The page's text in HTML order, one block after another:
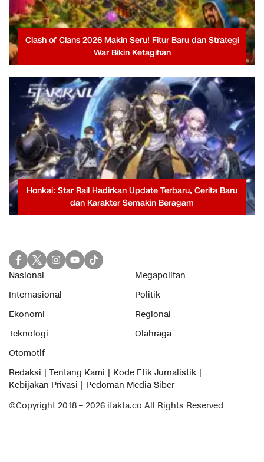
Clash of Clans 2026 Makin Seru! Fitur Baru dan Strategi
War Bikin Ketagihan
Honkai: Star Rail Hadirkan Update Terbaru, Cerita Baru
dan Karakter Semakin Beragam
Nasional
Megapolitan
Internasional
Politik
Ekonomi
Regional
Teknologi
Olahraga
Otomotif
Redaksi
Tentang Kami
Kode Etik Jurnalistik
Kebijakan Privasi
Pedoman Media Siber
©Copyright 2018 – 2026 ifakta.co All Rights Reserved